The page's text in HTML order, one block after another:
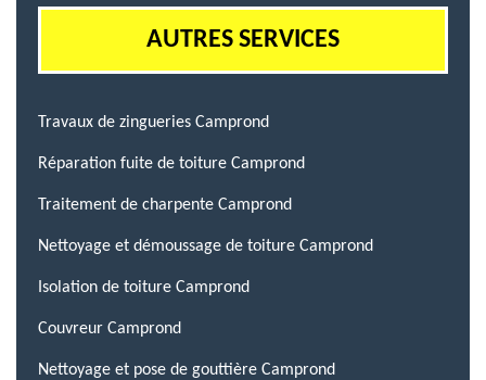
AUTRES SERVICES
Travaux de zingueries Camprond
Réparation fuite de toiture Camprond
Traitement de charpente Camprond
Nettoyage et démoussage de toiture Camprond
Isolation de toiture Camprond
Couvreur Camprond
Nettoyage et pose de gouttière Camprond